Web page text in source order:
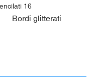
Bordi glitterati